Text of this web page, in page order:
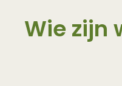
Wie zijn